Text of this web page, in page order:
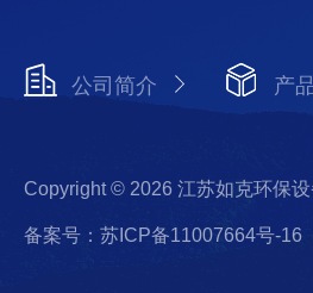
公司简介 产
Copyright © 2026 江苏如克环保
备案号：苏ICP备11007664号-16